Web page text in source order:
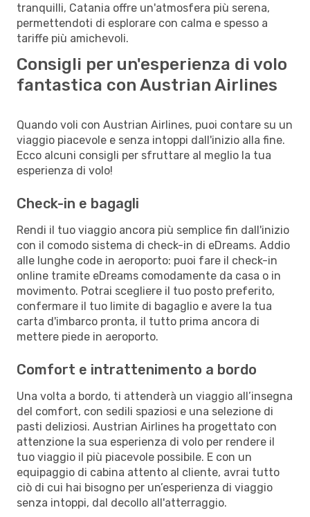
tranquilli, Catania offre un'atmosfera più serena,
permettendoti di esplorare con calma e spesso a
tariffe più amichevoli.
Consigli per un'esperienza di volo
fantastica con Austrian Airlines
Quando voli con Austrian Airlines, puoi contare su un
viaggio piacevole e senza intoppi dall'inizio alla fine.
Ecco alcuni consigli per sfruttare al meglio la tua
esperienza di volo!
Check-in e bagagli
Rendi il tuo viaggio ancora più semplice fin dall'inizio
con il comodo sistema di check-in di eDreams. Addio
alle lunghe code in aeroporto: puoi fare il check-in
online tramite eDreams comodamente da casa o in
movimento. Potrai scegliere il tuo posto preferito,
confermare il tuo limite di bagaglio e avere la tua
carta d'imbarco pronta, il tutto prima ancora di
mettere piede in aeroporto.
Comfort e intrattenimento a bordo
Una volta a bordo, ti attenderà un viaggio all’insegna
del comfort, con sedili spaziosi e una selezione di
pasti deliziosi. Austrian Airlines ha progettato con
attenzione la sua esperienza di volo per rendere il
tuo viaggio il più piacevole possibile. E con un
equipaggio di cabina attento al cliente, avrai tutto
ciò di cui hai bisogno per un’esperienza di viaggio
senza intoppi, dal decollo all'atterraggio.